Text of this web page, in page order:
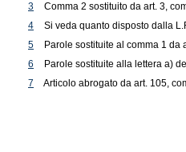
3
Comma 2 sostituito da art. 3,
4
Si veda quanto disposto dalla
5
Parole sostituite al comma 1 da
6
Parole sostituite alla lettera a)
7
Articolo abrogato da art. 105,